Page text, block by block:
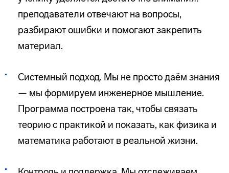
преподаватели отвечают на вопросы,
разбирают ошибки и помогают закрепить
материал.
Системный подход. Мы не просто даём знания
— мы формируем инженерное мышление.
Программа построена так, чтобы связать
теорию с практикой и показать, как физика и
математика работают в реальной жизни.